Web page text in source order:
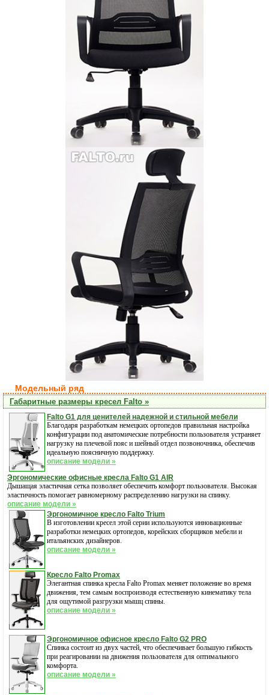
Модельный ряд
Габаритные размеры кресел Falto »
Falto G1 для ценителей надежной и стильной мебели
Благодаря разработкам немецких ортопедов правильная настройка
конфигурации под анатомические потребности пользователя устраняет
нагрузку на плечевой пояс и шейный отдел позвоночника, обеспечив
идеальную поясничную поддержку.
описание модели »
Эргономические офисные кресла Falto G1 AIR
Дышащая эластичная сетка позволяет обеспечить комфорт пользователя. Высокая
эластичность помогает равномерному распределению нагрузки на спинку.
описание модели »
Эргономичное кресло Falto Trium
В изготовлении кресел этой серии используются инновационные
разработки немецких ортопедов, корейских сборщиков мебели и
итальянских дизайнеров.
описание модели »
Кресло Falto Promax
Элегантная спинка кресла Falto Promax меняет положение во время
движения, тем самым воспроизводя естественную кинематику тела
для ощутимой разгрузки мышц спины.
описание модели »
Эргономичное офисное кресло Falto G2 PRO
Спинка состоит из двух частей, что обеспечивает большую гибкость
при реагировании на движения пользователя для оптимального
комфорта.
описание модели »